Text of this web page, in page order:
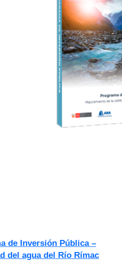
de Inversión Pública –
del agua del Río Rímac